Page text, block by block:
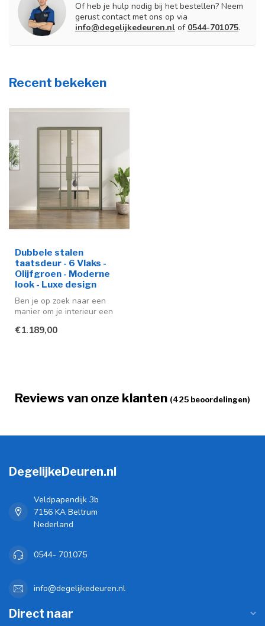
Of heb je hulp nodig bij het bestellen? Neem
gerust contact met ons op via
info@degelijkedeuren.nl of 0544-701075.
Recent bekeken
Dubbele stalen
taatsdeur - 6 Vlaks -
Olijfgroen - Moderne
look - Luxe design
Ben je op zoek naar een
manier om je interieur een
uitstra...
€1.189,00
Reviews van onze klanten (425 beoordelingen)
DegelijkeDeuren.nl
Veldpapendijk 3b
7156 KA Beltrum
Nederland
0544- 701075
info@degelijkedeuren.nl
Direct naar